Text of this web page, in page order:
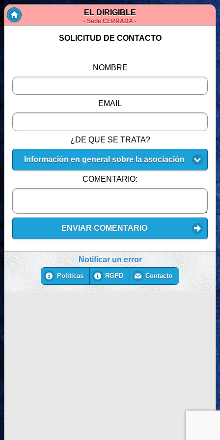
EL DIRIGIBLE
- Sede CERRADA -
SOLICITUD DE CONTACTO
NOMBRE
EMAIL
¿DE QUE SE TRATA?
Información en general sobre la asociación
COMENTARIO:
ENVIAR COMENTARIO
Notificar un error
Politicas RGPD Contacto